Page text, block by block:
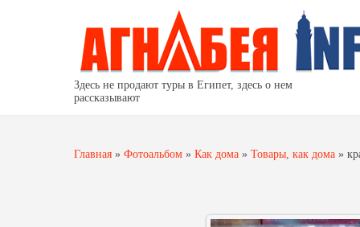
Здесь не продают туры в Египет, здесь о нем
рассказывают
Главная » Фотоальбом » Как дома » Товары, как дома »